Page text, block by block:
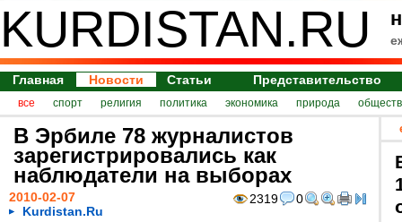
KURDISTAN.RU
Главная Новости Статьи Представительство
все спорт религия политика экономика природа
В Эрбиле 78 журналистов
зарегистрировались как
наблюдатели на выборах
2319 0
2010-02-07
Kurdistan.Ru